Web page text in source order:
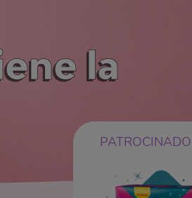
la
PATROCINADO